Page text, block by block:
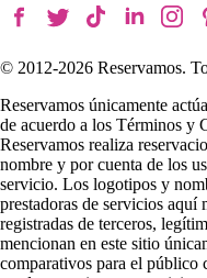
© 2012-2026 Reservamos.
Reservamos únicamente
de acuerdo a los Términos y
Reservamos realiza
nombre y por cuenta de los
servicio. Los logotipos y
prestadoras de servicios aquí
registradas de terceros,
mencionan en este sitio
comparativos para el público